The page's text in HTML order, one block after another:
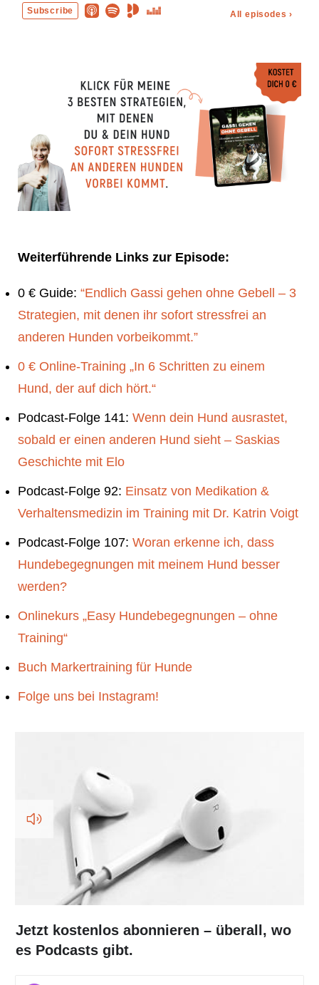
Weiterführende Links zur Episode:
0 € Guide: “Endlich Gassi gehen ohne Gebell – 3
Strategien, mit denen ihr sofort stressfrei an
anderen Hunden vorbeikommt.”
0 € Online-Training „In 6 Schritten zu einem
Hund, der auf dich hört.“
Podcast-Folge 141: Wenn dein Hund ausrastet,
sobald er einen anderen Hund sieht – Saskias
Geschichte mit Elo
Podcast-Folge 92: Einsatz von Medikation &
Verhaltensmedizin im Training mit Dr. Katrin Voigt
Podcast-Folge 107: Woran erkenne ich, dass
Hundebegegnungen mit meinem Hund besser
werden?
Onlinekurs „Easy Hundebegegnungen – ohne
Training“
Buch Markertraining für Hunde
Folge uns bei Instagram!
Jetzt kostenlos abonnieren – überall, wo
es Podcasts gibt.